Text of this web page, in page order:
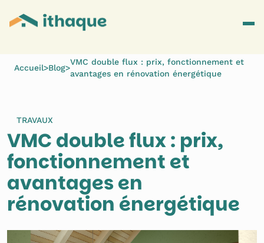
Accueil>Blog>
VMC double flux : prix, fonctionnement et
avantages en rénovation énergétique
TRAVAUX
VMC double flux : prix,
fonctionnement et
avantages en
rénovation énergétique